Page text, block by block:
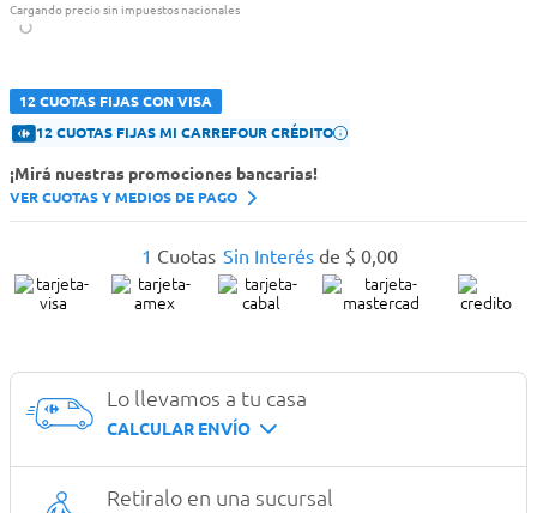
Cargando precio sin impuestos nacionales
12 CUOTAS FIJAS CON VISA
12 CUOTAS FIJAS MI CARREFOUR CRÉDITO
¡Mirá nuestras promociones bancarias!
VER CUOTAS Y MEDIOS DE PAGO
1 Cuotas Sin Interés de $ 0,00
Lo llevamos a tu casa
CALCULAR ENVÍO
Retiralo en una sucursal